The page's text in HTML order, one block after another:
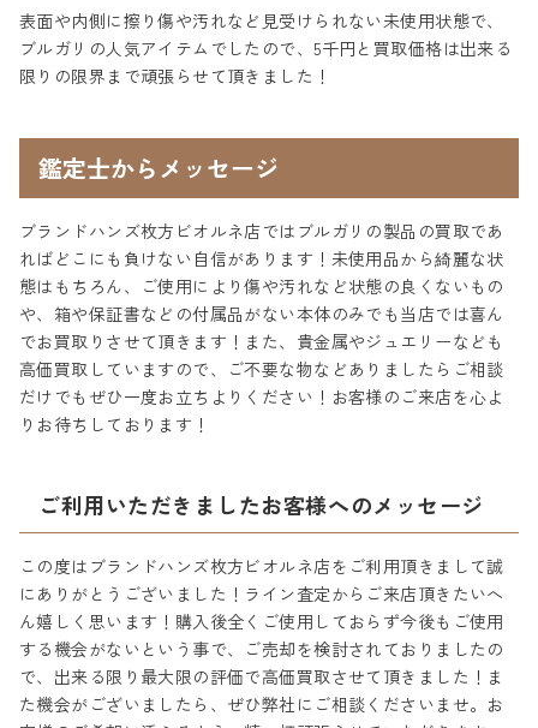
表面や内側に擦り傷や汚れなど見受けられない未使用状態で、
ブルガリの人気アイテムでしたので、5千円と買取価格は出来る
限りの限界まで頑張らせて頂きました！
鑑定士からメッセージ
ブランドハンズ枚方ビオルネ店ではブルガリの製品の買取であ
ればどこにも負けない自信があります！未使用品から綺麗な状
態はもちろん、ご使用により傷や汚れなど状態の良くないもの
や、箱や保証書などの付属品がない本体のみでも当店では喜ん
でお買取りさせて頂きます！また、貴金属やジュエリーなども
高価買取していますので、ご不要な物などありましたらご相談
だけでもぜひ一度お立ちよりください！お客様のご来店を心よ
りお待ちしております！
ご利用いただきましたお客様へのメッセージ
この度はブランドハンズ枚方ビオルネ店をご利用頂きまして誠
にありがとうございました！ライン査定からご来店頂きたいへ
ん嬉しく思います！購入後全くご使用しておらず今後もご使用
する機会がないという事で、ご売却を検討されておりましたの
で、出来る限り最大限の評価で高価買取させて頂きました！ま
た機会がございましたら、ぜひ弊社にご相談くださいませ。お